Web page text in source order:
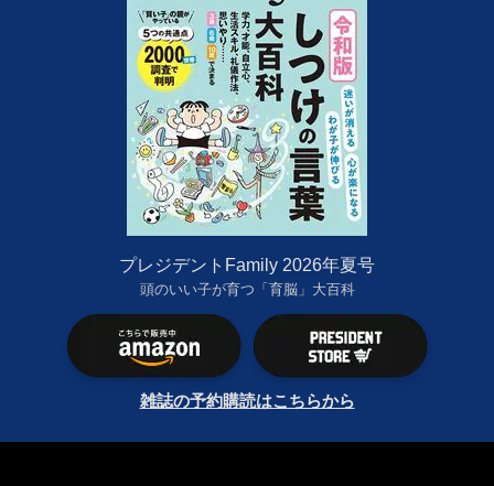
プレジデントFamily 2026年夏号
頭のいい子が育つ「育脳」大百科
雑誌の予約購読はこちらから